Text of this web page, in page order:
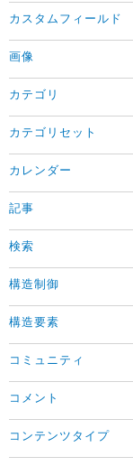
カスタムフィールド
画像
カテゴリ
カテゴリセット
カレンダー
記事
検索
構造制御
構造要素
コミュニティ
コメント
コンテンツタイプ